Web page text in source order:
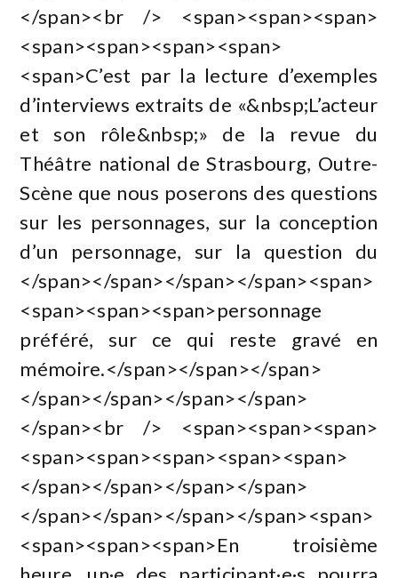
</span><br /> <span><span><span>
<span><span><span><span>
<span>C’est par la lecture d’exemples
d’interviews extraits de «&nbsp;L’acteur
et son rôle&nbsp;» de la revue du
Théâtre national de Strasbourg, Outre-
Scène que nous poserons des questions
sur les personnages, sur la conception
d’un personnage, sur la question du
</span></span></span></span><span>
<span><span><span>personnage
préféré, sur ce qui reste gravé en
mémoire.</span></span></span>
</span></span></span></span>
</span><br /> <span><span><span>
<span><span><span><span><span>
</span></span></span></span>
</span></span></span></span><span>
<span><span><span>En troisième